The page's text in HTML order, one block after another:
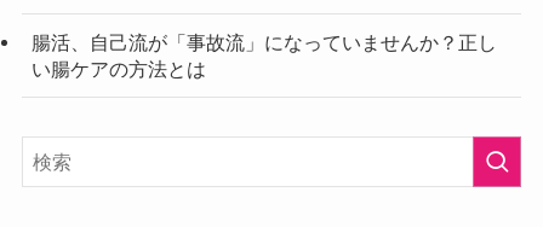
腸活、自己流が「事故流」になっていませんか？正し
い腸ケアの方法とは